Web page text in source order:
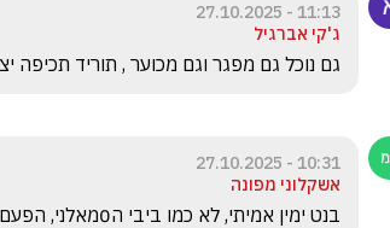
11:13 - 27.10.2025
ג'קי אברגיל
גם נוכל גם מפגר וגם מכוער , תוריד תכיפה
10:31 - 27.10.2025
אשקלוני מפונה
בנט ימין אמיתי, לא כמו ביבי ה0מאלני, הפעם רק בן גביר!